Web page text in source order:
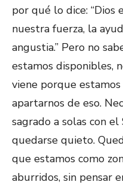
por qué lo dice: “Dios
nuestra fuerza, la
angustia.” Pero no
estamos disponibles,
viene porque estamos
apartarnos de eso.
sagrado a solas con
quedarse quieto.
que estamos como
aburridos, sin pensar